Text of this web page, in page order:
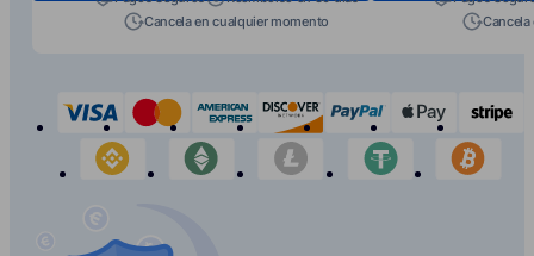
Cancela en cualquier momento
visa mastercardamerican-express
discover paypal apple-
binance
etherium litecoin tether